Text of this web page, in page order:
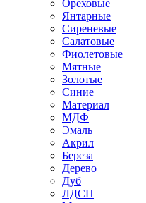
Ореховые
Янтарные
Сиреневые
Салатовые
Фиолетовые
Мятные
Золотые
Синие
Материал
МДФ
Эмаль
Акрил
Береза
Дерево
Дуб
ЛДСП